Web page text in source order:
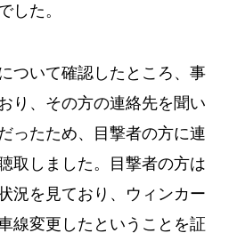
した。
ついて確認したところ、事
り、その方の連絡先を聞い
ったため、目撃者の方に連
取しました。目撃者の方は
況を見ており、ウィンカー
線変更したということを証